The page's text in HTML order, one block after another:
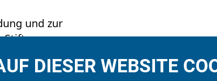
und zur
Stiftung
DIESER WEBSITE